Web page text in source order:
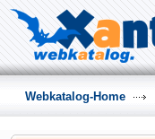
Webkatalog-Home